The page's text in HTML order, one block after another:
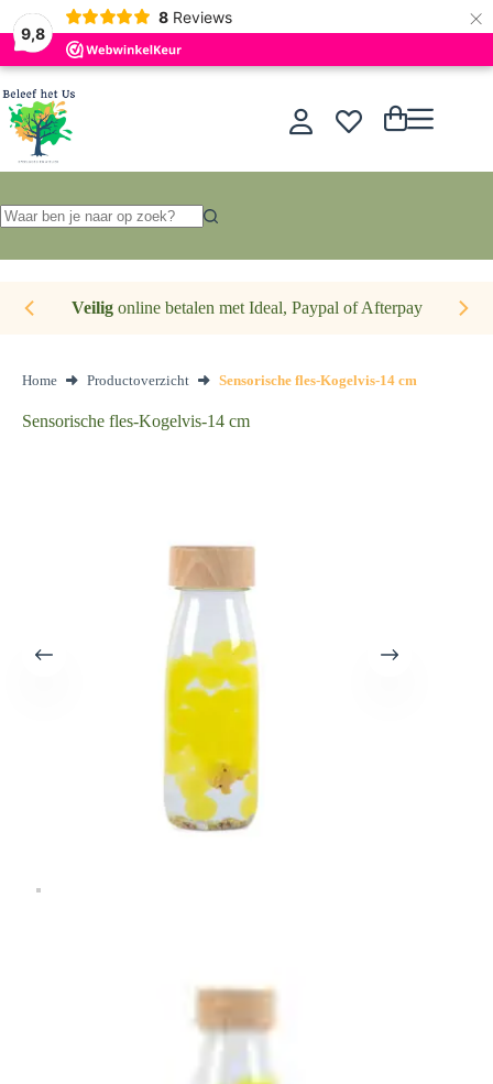
9,8
8 Reviews ×
Ga
naar
de
inhoud
Winkelwagen
resultaten
Veiligonline betalen met Ideal, Paypal of Afterpay
Home Productoverzicht Sensorische fles-Kogelvis-14 cm
Sensorische fles-Kogelvis-14 cm